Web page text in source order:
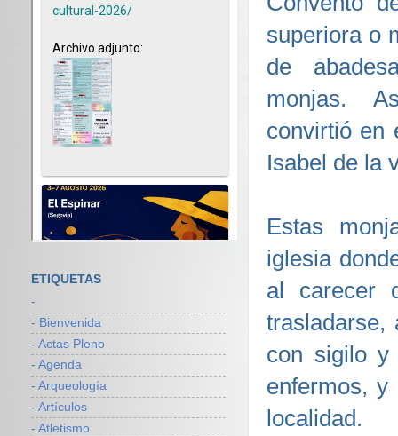
superiora o
de
monjas.
convirtió en
Isabel de la
Estas
iglesia
al carecer
trasladarse,
con sigilo y
enfermos,
localidad.
ETIQUETAS
-
- Bienvenida
- Actas Pleno
- Agenda
- Arqueología
- Artículos
- Atletismo